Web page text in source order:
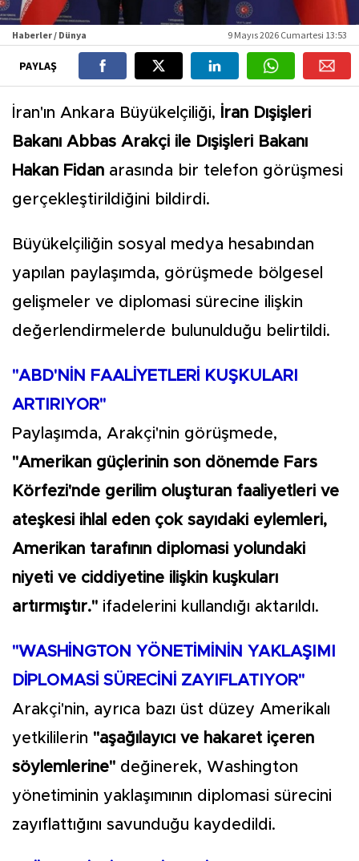
Haberler / Dünya 9 Mayıs 2026 Cumartesi 13:53
PAYLAŞ
İran'ın Ankara Büyükelçiliği,
İran Dışişleri
Bakanı Abbas Arakçi ile Dışişleri Bakanı
Hakan Fidan arasında bir telefon görüşmesi
gerçekleştirildiğini bildirdi.
Büyükelçiliğin sosyal medya hesabından
yapılan paylaşımda, görüşmede bölgesel
gelişmeler ve diplomasi sürecine ilişkin
değerlendirmelerde bulunulduğu belirtildi.
"ABD'NİN FAALİYETLERİ KUŞKULARI
ARTIRIYOR"
Paylaşımda, Arakçi'nin görüşmede,
"Amerikan güçlerinin son dönemde Fars
Körfezi'nde gerilim oluşturan faaliyetleri ve
ateşkesi ihlal eden çok sayıdaki eylemleri,
Amerikan tarafının diplomasi yolundaki
niyeti ve ciddiyetine ilişkin kuşkuları
artırmıştır." ifadelerini kullandığı aktarıldı.
"WASHİNGTON YÖNETİMİNİN YAKLAŞIMI
DİPLOMASİ SÜRECİNİ ZAYIFLATIYOR"
Arakçi'nin, ayrıca bazı üst düzey Amerikalı
yetkililerin "aşağılayıcı ve hakaret içeren
söylemlerine" değinerek, Washington
yönetiminin yaklaşımının diplomasi sürecini
zayıflattığını savunduğu kaydedildi.